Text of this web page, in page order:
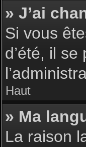
» J’ai
Si vous
d’été, il
Haut
» Ma
La raison